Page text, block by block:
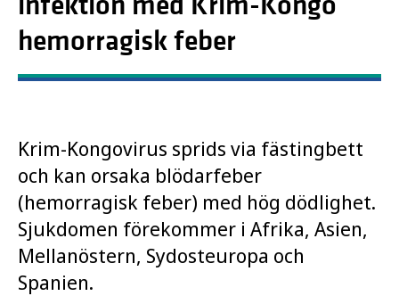
hemorragisk feber
Krim-Kongovirus sprids via fästingbett
och kan orsaka blödarfeber
(hemorragisk feber) med hög dödlighet.
Sjukdomen förekommer i Afrika, Asien,
Mellanöstern, Sydosteuropa och
Spanien.